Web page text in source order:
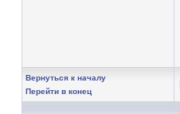
Вернуться к началу
Перейти в конец